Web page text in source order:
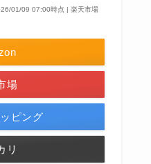
01/09 07:00時点 | 楽天市場
場
ピング
リ